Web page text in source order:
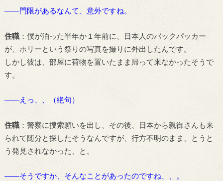
――門限があるなんて、意外ですね。
住職：僕が泊った半年か１年前に、日本人のバックパッカー
が、ホリーという祭りの写真を撮りに外出したんです。
しかし彼は、部屋に荷物を置いたまま帰って来なかったそうで
す。
――えっ、、（絶句）
住職：警察に捜索願いを出し、その後、日本から親御さんも来
られて随分と探したそうなんですが、行方不明のまま、とうと
う発見されなかった、と。
――そうですか、そんなことがあったのですね、、。